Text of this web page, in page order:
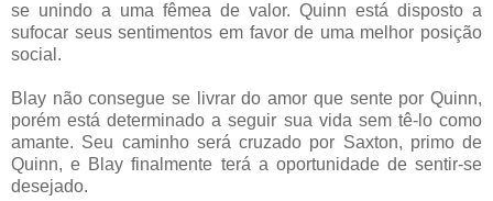
se unindo a uma fêmea de valor. Quinn está disposto a
sufocar seus sentimentos em favor de uma melhor posição
social.
Blay não consegue se livrar do amor que sente por Quinn,
porém está determinado a seguir sua vida sem tê-lo como
amante. Seu caminho será cruzado por Saxton, primo de
Quinn, e Blay finalmente terá a oportunidade de sentir-se
desejado.